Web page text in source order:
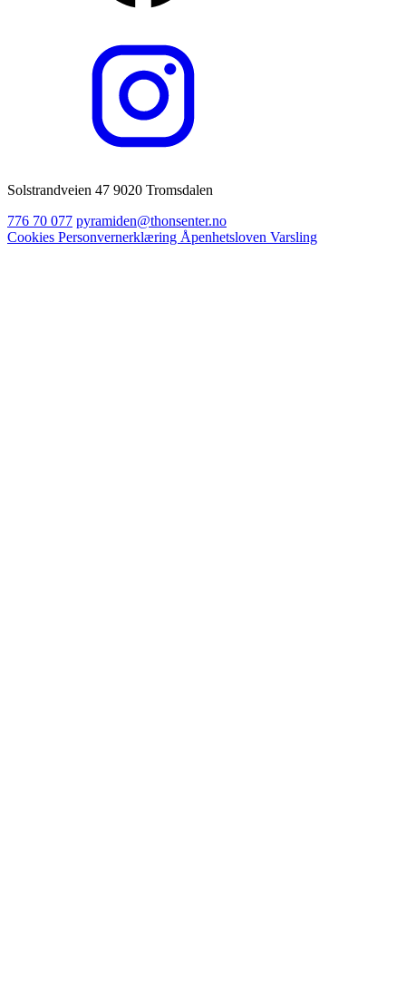
Solstrandveien 47 9020 Tromsdalen
776 70 077 pyramiden@thonsenter.no
Cookies Personvernerklæring Åpenhetsloven Varsling